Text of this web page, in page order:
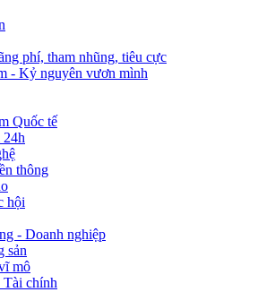
phí, tham nhũng, tiêu cực
- Kỷ nguyên vươn mình
Quốc tế
24h
thông
hội
- Doanh nghiệp
sản
mô
chính